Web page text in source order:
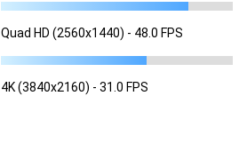
Quad HD (2560x1440) - 48.0 FPS
4K (3840x2160) - 31.0 FPS